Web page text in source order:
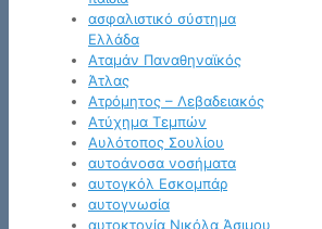
ασφαλιστικό σύστημα
Ελλάδα
Αταμάν Παναθηναϊκός
Άτλας
Ατρόμητος – Λεβαδειακός
Ατύχημα Τεμπών
Αυλότοπος Σουλίου
αυτοάνοσα νοσήματα
αυτογκόλ Εσκομπάρ
αυτογνωσία
αυτοκτονία Νικόλα Άσιμου